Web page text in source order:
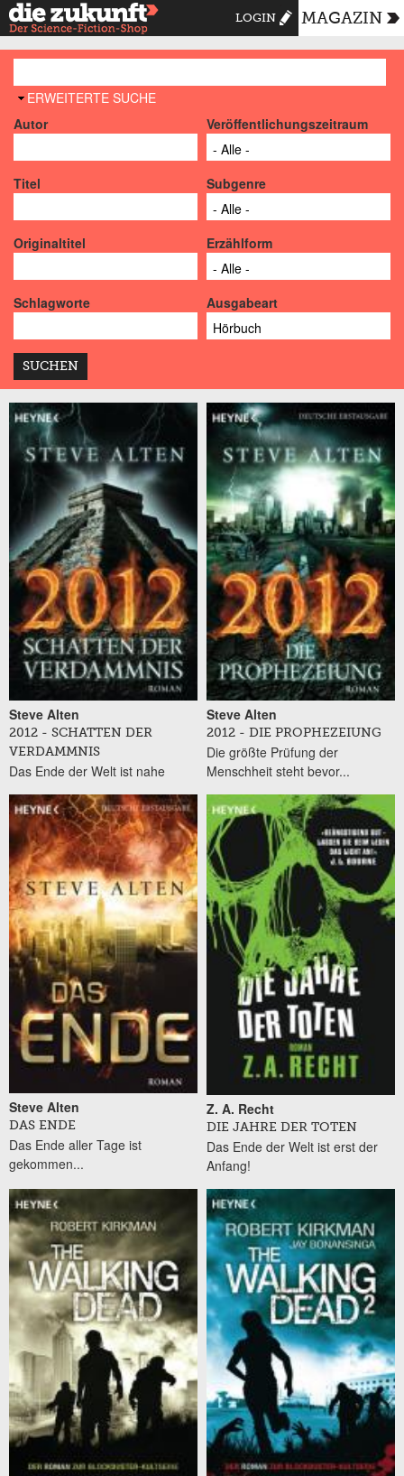
LOGIN MAGAZIN
AUSBLENDEN
ERWEITERTE SUCHE
Autor
Veröffentlichungszeitraum
Titel Subgenre
Originaltitel Erzählform
Schlagworte Ausgabeart
Steve Alten
2012 - SCHATTEN DER
VERDAMMNIS
Das Ende der Welt ist nahe
Steve Alten
2012 - DIE PROPHEZEIUNG
Die größte Prüfung der
Menschheit steht bevor...
Steve Alten
DAS ENDE
Das Ende aller Tage ist
gekommen...
Z. A. Recht
DIE JAHRE DER TOTEN
Das Ende der Welt ist erst der
Anfang!
Seiten